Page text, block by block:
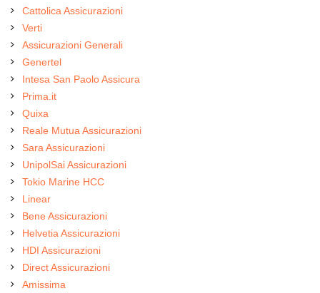
Cattolica Assicurazioni
Verti
Assicurazioni Generali
Genertel
Intesa San Paolo Assicura
Prima.it
Quixa
Reale Mutua Assicurazioni
Sara Assicurazioni
UnipolSai Assicurazioni
Tokio Marine HCC
Linear
Bene Assicurazioni
Helvetia Assicurazioni
HDI Assicurazioni
Direct Assicurazioni
Amissima